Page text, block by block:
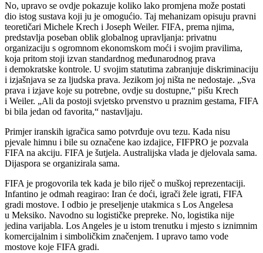
No, upravo se ovdje pokazuje koliko lako promjena može postati
dio istog sustava koji ju je omogućio. Taj mehanizam opisuju pravni
teoretičari Michele Krech i Joseph Weiler. FIFA, prema njima,
predstavlja poseban oblik globalnog upravljanja: privatnu
organizaciju s ogromnom ekonomskom moći i svojim pravilima,
koja pritom stoji izvan standardnog međunarodnog prava
i demokratske kontrole. U svojim statutima zabranjuje diskriminaciju
i izjašnjava se za ljudska prava. Jezikom joj ništa ne nedostaje. „Sva
prava i izjave koje su potrebne, ovdje su dostupne,“ pišu Krech
i Weiler. „Ali da postoji svjetsko prvenstvo u praznim gestama, FIFA
bi bila jedan od favorita,“ nastavljaju.
Primjer iranskih igračica samo potvrđuje ovu tezu. Kada nisu
pjevale himnu i bile su označene kao izdajice, FIFPRO je pozvala
FIFA na akciju. FIFA je šutjela. Australijska vlada je djelovala sama.
Dijaspora se organizirala sama.
FIFA je progovorila tek kada je bilo riječ o muškoj reprezentaciji.
Infantino je odmah reagirao: Iran će doći, igrači žele igrati, FIFA
gradi mostove. I odbio je preseljenje utakmica s Los Angelesa
u Meksiko. Navodno su logističke prepreke. No, logistika nije
jedina varijabla. Los Angeles je u istom trenutku i mjesto s iznimnim
komercijalnim i simboličkim značenjem. I upravo tamo vode
mostove koje FIFA gradi.